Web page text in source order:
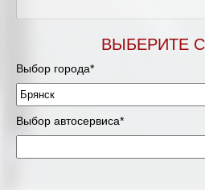
ВЫБЕРИТЕ
Выбор города*
Выбор автосервиса*